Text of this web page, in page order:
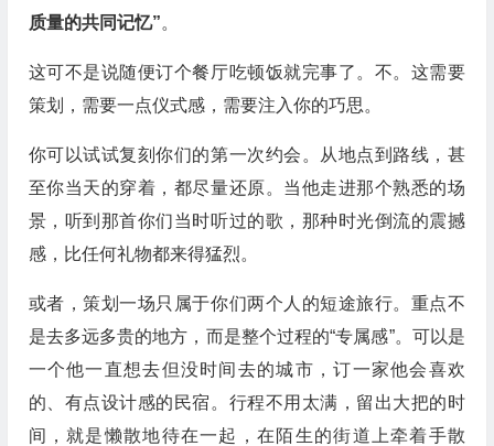
质量的共同记忆”。
这可不是说随便订个餐厅吃顿饭就完事了。不。这需要
策划，需要一点仪式感，需要注入你的巧思。
你可以试试复刻你们的第一次约会。从地点到路线，甚
至你当天的穿着，都尽量还原。当他走进那个熟悉的场
景，听到那首你们当时听过的歌，那种时光倒流的震撼
感，比任何礼物都来得猛烈。
或者，策划一场只属于你们两个人的短途旅行。重点不
是去多远多贵的地方，而是整个过程的“专属感”。可以是
一个他一直想去但没时间去的城市，订一家他会喜欢
的、有点设计感的民宿。行程不用太满，留出大把的时
间，就是懒散地待在一起，在陌生的街道上牵着手散